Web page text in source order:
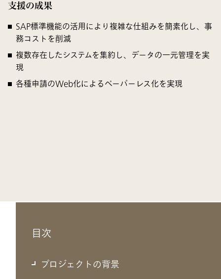
支援の成果
SAP標準機能の活用により複雑な仕組みを簡素化し、事
務コストを削減
複数存在したシステムを集約し、データの一元管理を実
現
各種申請のWeb化によるペーパーレス化を実現
目次
プロジェクトの背景